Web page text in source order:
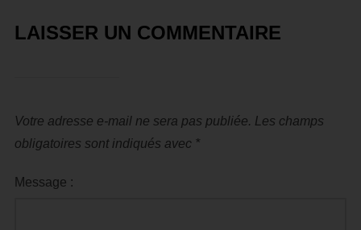
LAISSER UN COMMENTAIRE
Votre adresse e-mail ne sera pas publiée. Les champs
obligatoires sont indiqués avec *
Message :